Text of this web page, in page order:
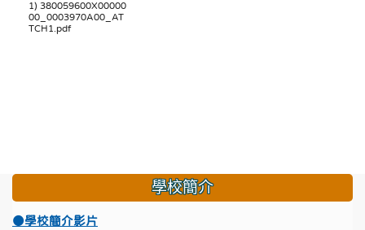
1) 380059600X00000
00_0003970A00_AT
TCH1.pdf
學校簡介
●學校簡介影片